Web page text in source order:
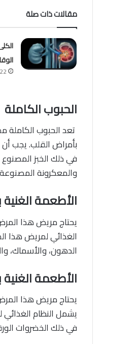
مقالات ذات صلة
الحبوب الكاملة
تعد الحبوب الكاملة
بأمراض القلب. يجب
في ذلك الخبز المصنوع
والمعكرونة
الأطعمة الغنية
يحتاج مريض هذا
الغذائي لمريض هذا
الدهون، والأسماك،
الأطعمة الغنية
يحتاج مريض هذا
يشمل النظام
في ذلك الخضروات